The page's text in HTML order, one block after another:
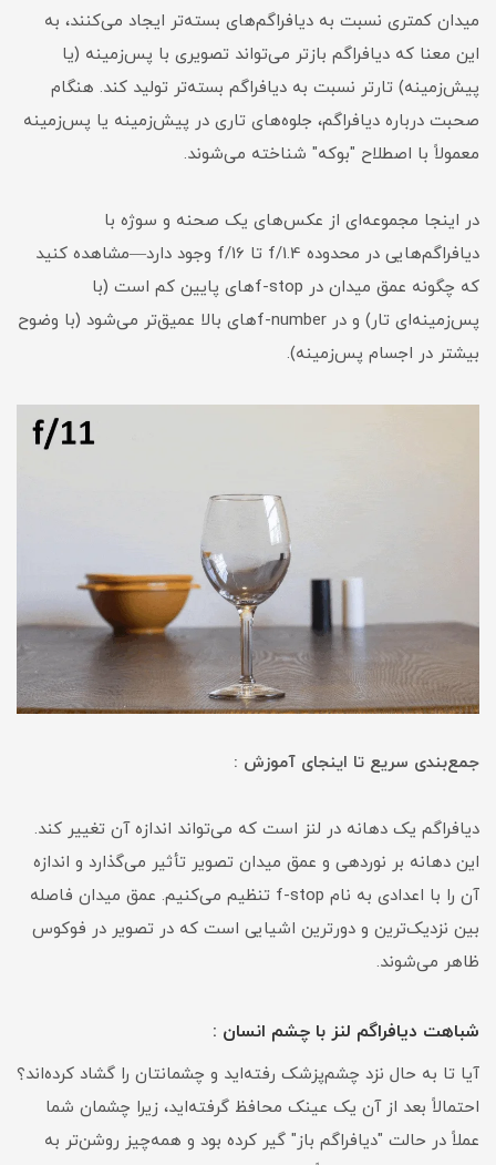
میدان کمتری نسبت به دیافراگم‌های بسته‌تر ایجاد می‌کنند، به
این معنا که دیافراگم بازتر می‌تواند تصویری با پس‌زمینه (یا
پیش‌زمینه) تارتر نسبت به دیافراگم بسته‌تر تولید کند. هنگام
صحبت درباره دیافراگم، جلوه‌های تاری در پیش‌زمینه یا پس‌زمینه
معمولاً با اصطلاح "بوکه" شناخته می‌شوند.
در اینجا مجموعه‌ای از عکس‌های یک صحنه و سوژه با
دیافراگم‌هایی در محدوده f/1.4 تا f/16 وجود دارد—مشاهده کنید
که چگونه عمق میدان در f-stop‌های پایین کم است (با
پس‌زمینه‌ای تار) و در f-number‌های بالا عمیق‌تر می‌شود (با وضوح
بیشتر در اجسام پس‌زمینه).
جمع‌بندی سریع تا اینجای آموزش :
دیافراگم یک دهانه در لنز است که می‌تواند اندازه آن تغییر کند.
این دهانه بر نوردهی و عمق میدان تصویر تأثیر می‌گذارد و اندازه
آن را با اعدادی به نام f-stop تنظیم می‌کنیم. عمق میدان فاصله
بین نزدیک‌ترین و دورترین اشیایی است که در تصویر در فوکوس
ظاهر می‌شوند.
شباهت دیافراگم لنز با چشم انسان :
آیا تا به حال نزد چشم‌پزشک رفته‌اید و چشمانتان را گشاد کرده‌اند؟
احتمالاً بعد از آن یک عینک محافظ گرفته‌اید، زیرا چشمان شما
عملاً در حالت "دیافراگم باز" گیر کرده بود و همه‌چیز روشن‌تر به